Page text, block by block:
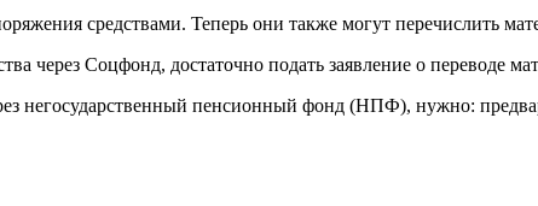
средствами. Теперь они также могут перечислить
через Соцфонд, достаточно подать заявление о переводе
негосударственный пенсионный фонд (НПФ), нужно: